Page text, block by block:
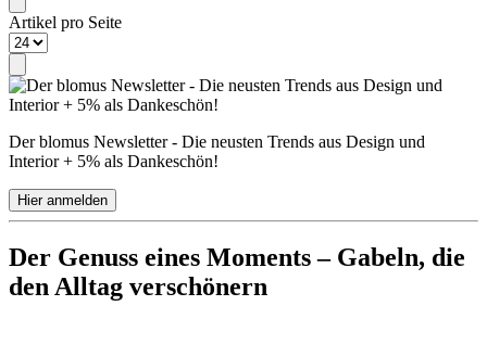
Artikel pro Seite
Der blomus Newsletter - Die neusten Trends aus Design und
Interior + 5% als Dankeschön!
Hier anmelden
Der Genuss eines Moments – Gabeln, die
den Alltag verschönern